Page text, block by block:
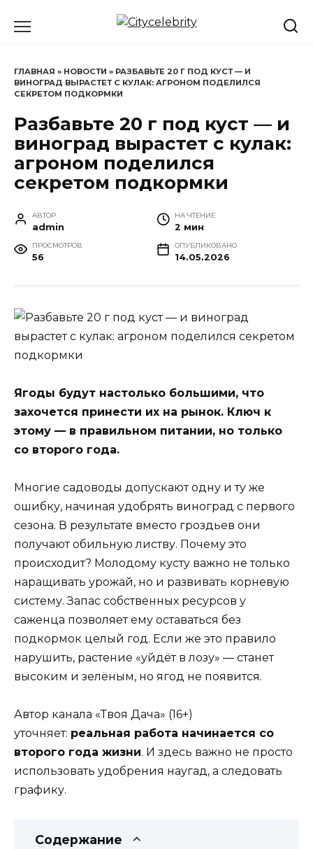
ГЛАВНАЯ » НОВОСТИ » РАЗБАВЬТЕ 20 Г ПОД КУСТ — И
ВИНОГРАД ВЫРАСТЕТ С КУЛАК: АГРОНОМ ПОДЕЛИЛСЯ
СЕКРЕТОМ ПОДКОРМКИ
Разбавьте 20 г под куст — и
виноград вырастет с кулак:
агроном поделился
секретом подкормки
АВТОР
admin
НА ЧТЕНИЕ
2 мин
ПРОСМОТРОВ
56
ОПУБЛИКОВАНО
14.05.2026
Ягоды будут настолько большими, что
захочется принести их на рынок. Ключ к
этому — в правильном питании, но только
со второго года.
Многие садоводы допускают одну и ту же
ошибку, начиная удобрять виноград с первого
сезона. В результате вместо гроздьев они
получают обильную листву. Почему это
происходит? Молодому кусту важно не только
наращивать урожай, но и развивать корневую
систему. Запас собственных ресурсов у
саженца позволяет ему оставаться без
подкормок целый год. Если же это правило
нарушить, растение «уйдёт в лозу» — станет
высоким и зелёным, но ягод не появится.
Автор канала «Твоя Дача» (16+)
уточняет: реальная работа начинается со
второго года жизни. И здесь важно не просто
использовать удобрения наугад, а следовать
графику.
Содержание